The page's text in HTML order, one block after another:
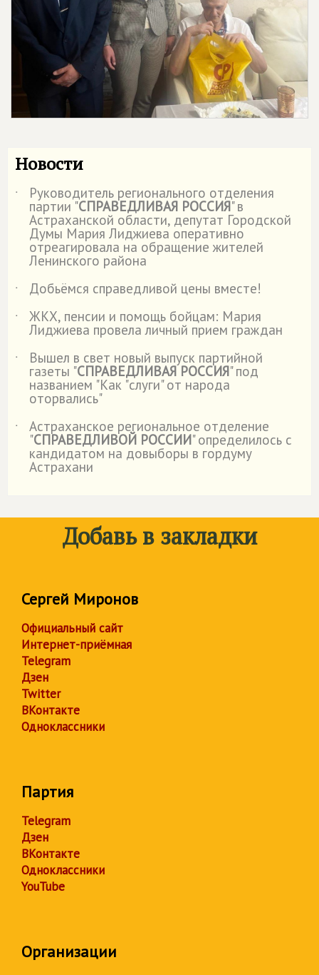
Новости
˙ Руководитель регионального отделения
партии "СПРАВЕДЛИВАЯ РОССИЯ" в
Астраханской области, депутат Городской
Думы Мария Лиджиева оперативно
отреагировала на обращение жителей
Ленинского района
˙
Добьёмся справедливой цены вместе!
˙
ЖКХ, пенсии и помощь бойцам: Мария
Лиджиева провела личный прием граждан
˙
Вышел в свет новый выпуск партийной
газеты "СПРАВЕДЛИВАЯ РОССИЯ" под
названием "Как "слуги" от народа
оторвались"
˙
Астраханское региональное отделение
"СПРАВЕДЛИВОЙ РОССИИ" определилось с
кандидатом на довыборы в гордуму
Астрахани
Добавь в закладки
Сергей Миронов
Официальный сайт
Интернет-приёмная
Telegram
Дзен
Twitter
ВКонтакте
Одноклассники
Партия
Telegram
Дзен
ВКонтакте
Одноклассники
YouTube
Организации